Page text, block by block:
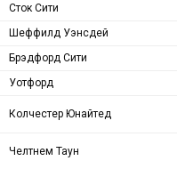
Сток Сити
Шеффилд Уэнсдей
Брэдфорд Сити
Уотфорд
Колчестер Юнайтед
Челтнем Таун